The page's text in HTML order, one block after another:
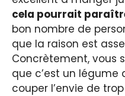
cela pourrait
bon nombre de
que la raison est
Concrètement, vous
que c’est un
couper l’envie de